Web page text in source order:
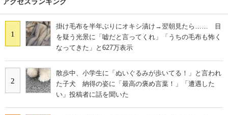
1
掛け毛布を半年ぶりにオキシ漬け→翌朝見たら…… 目
を疑う光景に「嘘だと言ってくれ」「うちの毛布も怖く
なってきた」と627万表示
2
散歩中、小学生に「ぬいぐるみが歩いてる！」と言われ
た子犬 納得の姿に「最高の褒め言葉！」「遭遇した
い」投稿者に話を聞いた